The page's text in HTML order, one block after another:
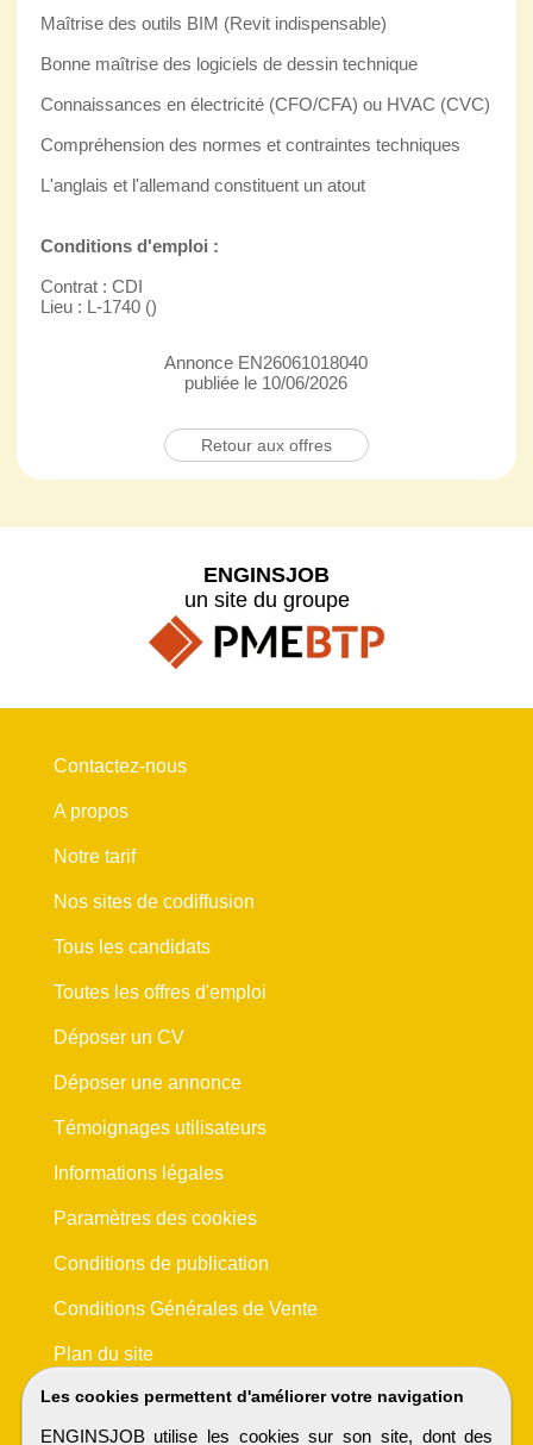
Maîtrise des outils BIM (Revit indispensable)
Bonne maîtrise des logiciels de dessin technique
Connaissances en électricité (CFO/CFA) ou HVAC (CVC)
Compréhension des normes et contraintes techniques
L'anglais et l'allemand constituent un atout
Conditions d'emploi :
Contrat : CDI
Lieu : L-1740 ()
Annonce EN26061018040
publiée le 10/06/2026
Retour aux offres
Les cookies permettent d'améliorer votre navigation
ENGINSJOB utilise les cookies sur son site, dont des
ENGINSJOB
un site du groupe
Contactez-nous
A propos
Notre tarif
Nos sites de codiffusion
Tous les candidats
Toutes les offres d'emploi
Déposer un CV
Déposer une annonce
Témoignages utilisateurs
Informations légales
Paramètres des cookies
Conditions de publication
Conditions Générales de Vente
Plan du site